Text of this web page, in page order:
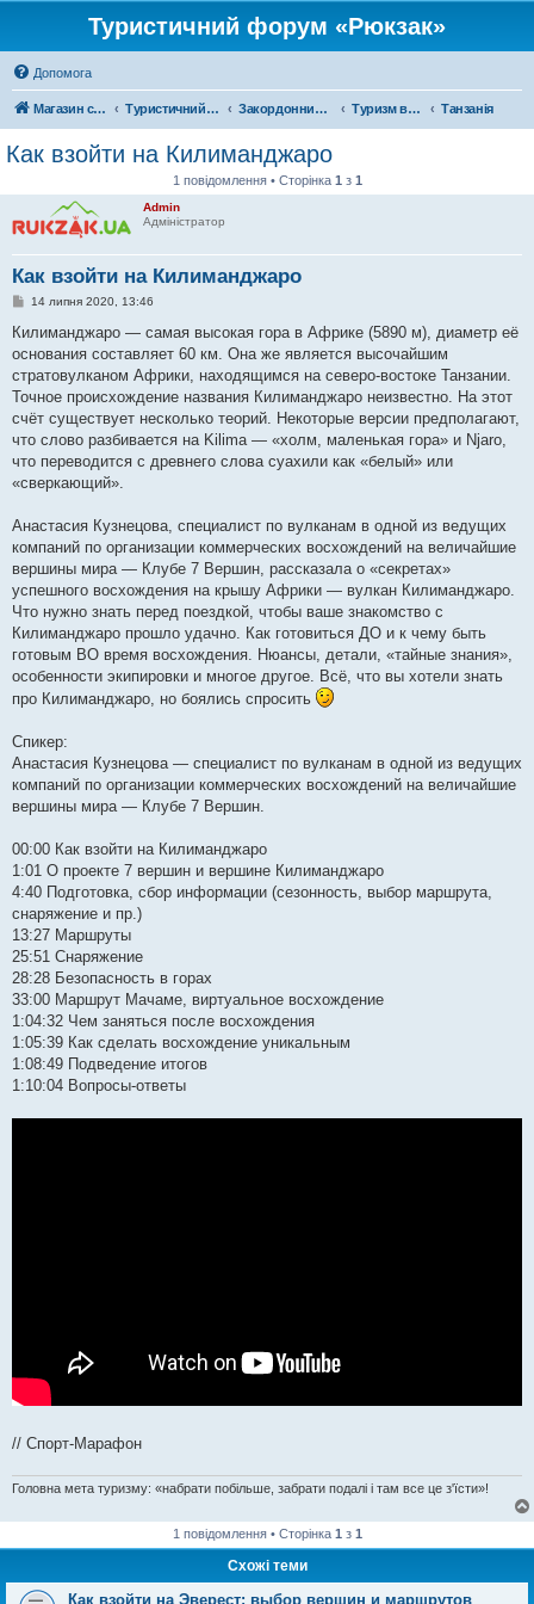
Туристичний форум «Рюкзак»
Допомога
Магазин спорядження Туристичний форум «Рюкзак» Закордонний туризм Туризм в Африці Танзанія
Как взойти на Килиманджаро
1 повідомлення • Сторінка 1 з 1
Admin
Адміністратор
Как взойти на Килиманджаро
П
в
д
о
м
л
е
н
я
14 липня 2020, 13:46
Килиманджаро — самая высокая гора в Африке (5890 м), диаметр её
основания составляет 60 км. Она же является высочайшим
стратовулканом Африки, находящимся на северо-востоке Танзании.
Точное происхождение названия Килиманджаро неизвестно. На этот
счёт существует несколько теорий. Некоторые версии предполагают,
что слово разбивается на Kilima — «холм, маленькая гора» и Njaro,
что переводится с древнего слова суахили как «белый» или
«сверкающий».
Анастасия Кузнецова, специалист по вулканам в одной из ведущих
компаний по организации коммерческих восхождений на величайшие
вершины мира — Клубе 7 Вершин, рассказала о «секретах»
успешного восхождения на крышу Африки — вулкан Килиманджаро.
Что нужно знать перед поездкой, чтобы ваше знакомство с
Килиманджаро прошло удачно. Как готовиться ДО и к чему быть
готовым ВО время восхождения. Нюансы, детали, «тайные знания»,
особенности экипировки и многое другое. Всё, что вы хотели знать
про Килиманджаро, но боялись спросить
Спикер:
Анастасия Кузнецова — специалист по вулканам в одной из ведущих
компаний по организации коммерческих восхождений на величайшие
вершины мира — Клубе 7 Вершин.
00:00 Как взойти на Килиманджаро
1:01 О проекте 7 вершин и вершине Килиманджаро
4:40 Подготовка, сбор информации (сезонность, выбор маршрута,
снаряжение и пр.)
13:27 Маршруты
25:51 Снаряжение
28:28 Безопасность в горах
33:00 Маршрут Мачаме, виртуальное восхождение
1:04:32 Чем заняться после восхождения
1:05:39 Как сделать восхождение уникальным
1:08:49 Подведение итогов
1:10:04 Вопросы-ответы
// Спорт-Марафон
Головна мета туризму: «набрати побільше, забрати подалі і там все це з'їсти»!
1 повідомлення • Сторінка 1 з 1
Схожі теми
Как взойти на Эверест: выбор вершин и маршрутов